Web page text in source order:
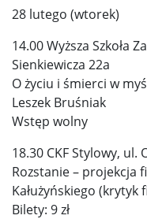
28 lutego (wtorek)
14.00 Wyższa Szkoła
Sienkiewicza 22a
O życiu i śmierci w
Leszek Bruśniak
Wstęp wolny
18.30 CKF Stylowy, ul.
Rozstanie – projekcja
Kałużyńskiego (krytyk
Bilety: 9 zł